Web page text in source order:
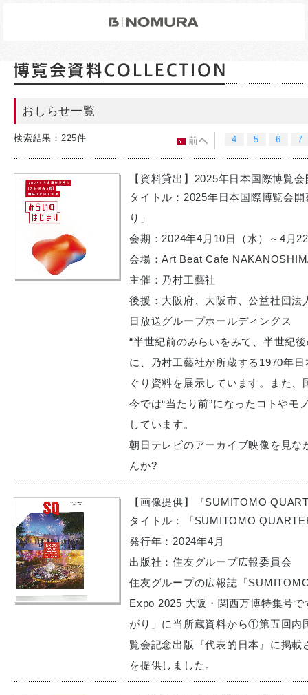
おしらせ一覧
検索結果：225件 4 5 6 7
【資料貸出】2025年日本国際博覧
タイトル：2025年日本国際博覧会
り」
会期：2024年4月10日（水）～4月
会場：Art Beat Cafe
主催：乃村工藝社
後援：大阪府、大阪市、公益社団
日放送グループホールディングス
“半世紀前のみらいをみて、半世紀
に、乃村工藝社が所蔵する1970年
ぐり資料を展示しています。また
今では“当たり前”になったコトやモ
しています。
朝日テレビのアーカイブ映像を見
んか?
【画像提供】『SUMITOMO
タイトル：『SUMITOMO
発行年：2024年4月
出版社：住友グループ広報委員会
住友グループの広報誌『
Expo 2025 大阪・関西万博特集号
がり」に当所蔵資料から①第五回
覧会記念出版『代表的日本』に掲
を提供しました。